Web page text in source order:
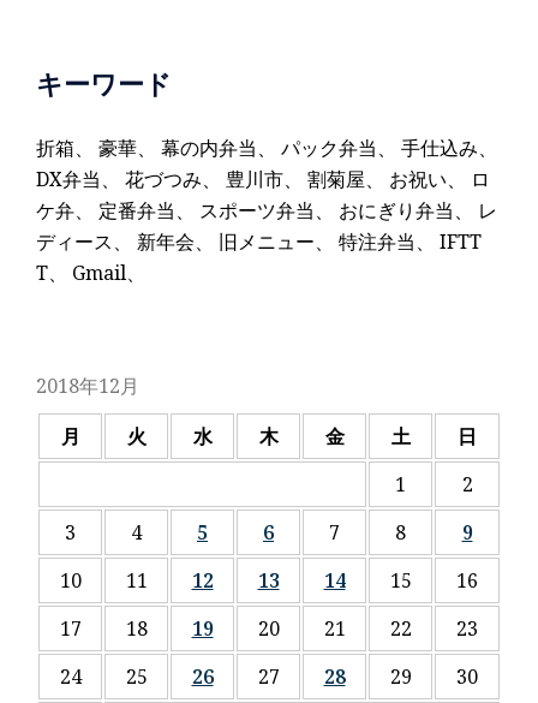
キーワード
折箱、 豪華、 幕の内弁当、 パック弁当、 手仕込み、
DX弁当、 花づつみ、 豊川市、 割菊屋、 お祝い、
ロ
ケ弁、 定番弁当、 スポーツ弁当、 おにぎり弁当、 レ
ディース、 新年会、 旧メニュー、 特注弁当、 IFTT
T、 Gmail、
2018年12月
月
火 水 木 金 土
日
1
2
3
4 5 6 7 8
9
10
11 12 13 14 15
16
17
18 19 20 21 22
23
24
25 26 27 28 29
30